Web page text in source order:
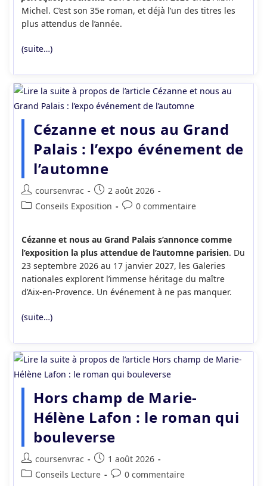
Michel. C’est son 35e roman, et déjà l’un des titres les
plus attendus de l’année.
(suite…)
Cézanne et nous au Grand
Palais : l’expo événement de
l’automne
Auteur/autrice
de
coursenvrac
Publication
publiée :
2 août 2026
PostConseils Exposition
Commentaires
publication :
0 commentaire
Cézanne et nous au Grand Palais s’annonce comme
l’exposition la plus attendue de l’automne parisien. Du
23 septembre 2026 au 17 janvier 2027, les Galeries
nationales explorent l’immense héritage du maître
d’Aix-en-Provence. Un événement à ne pas manquer.
(suite…)
Hors champ de Marie-
Hélène Lafon : le roman qui
bouleverse
Auteur/autrice
de
coursenvrac
Publication
publiée :
1 août 2026
PostConseils Lecture
Commentaires
0 commentaire